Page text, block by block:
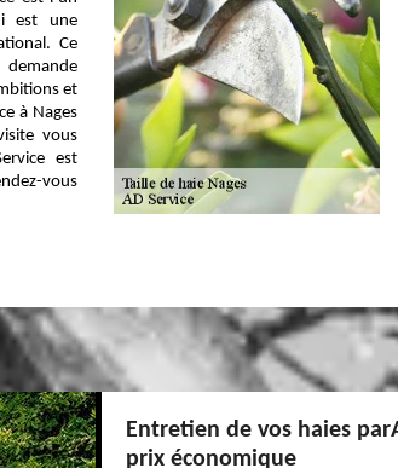
est une
Ce
et
à Nages
vous
est
vous
Entretien de vos haies
prix économique